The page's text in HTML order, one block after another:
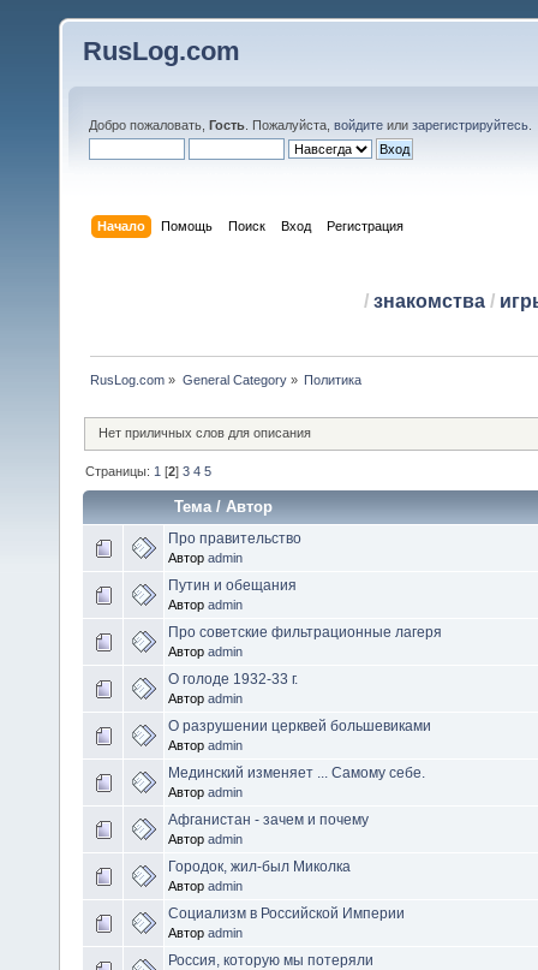
RusLog.com
Добро пожаловать, Гость . Пожалуйста, войдите или зарегистрируйтесь
Начало Помощь Поиск Вход Регистрация
/ знакомства/
RusLog.com » General Category» Политика
Нет приличных слов для описания
Страницы: 1 [2]3 4 5
Тема /Автор
Про правительство
Автор admin
Путин и обещания
Автор admin
Про советские фильтрационные лагеря
Автор admin
О голоде 1932-33 г.
Автор admin
О разрушении церквей большевиками
Автор admin
Мединский изменяет ... Самому себе.
Автор admin
Афганистан - зачем и почему
Автор admin
Городок, жил-был Миколка
Автор admin
Социализм в Российской Империи
Автор admin
Россия, которую мы потеряли